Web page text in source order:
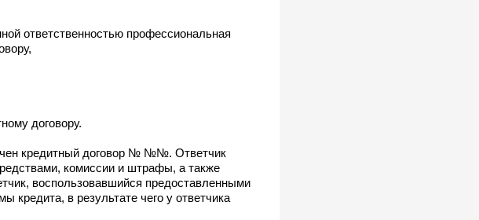
ответственностью профессиональная
договору.
кредитный договор № №№. Ответчик
комиссии и штрафы, а также
воспользовавшийся предоставленными
кредита, в результате чего у ответчика